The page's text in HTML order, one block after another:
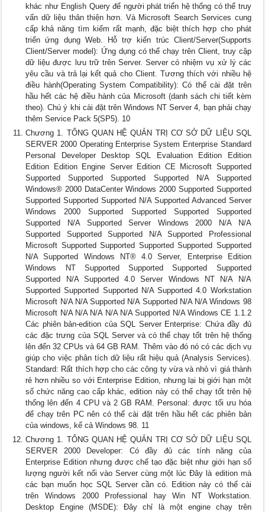
khác như English Query để người phát triển hệ thống có thể truy
vấn dữ liệu thân thiện hơn. Và Microsoft Search Services cung
cấp khả năng tìm kiếm rất mạnh, đặc biệt thích hợp cho phát
triển ứng dụng Web. Hỗ trợ kiến trúc Client/Server(Supports
Client/Server model): Ứng dụng có thể chạy trên Client, truy cập
dữ liệu được lưu trữ trên Server. Server có nhiệm vụ xử lý các
yêu cầu và trả lại kết quả cho Client. Tương thích với nhiều hệ
điều hành(Operating System Compatibility): Có thể cài đặt trên
hầu hết các hệ điều hành của Microsoft (danh sách chi tiết kèm
theo). Chú ý khi cài đặt trên Windows NT Server 4, bạn phải chạy
thêm Service Pack 5(SP5). 10
Chương 1. TỔNG QUAN HỆ QUẢN TRỊ CƠ SỞ DỮ LIỆU SQL
SERVER 2000 Operating Enterprise System Enterprise Standard
Personal Developer Desktop SQL Evaluation Edition Edition
Edition Edition Engine Server Edition CE Microsoft Supported
Supported Supported Supported Supported N/A Supported
Windows® 2000 DataCenter Windows 2000 Supported Supported
Supported Supported Supported N/A Supported Advanced Server
Windows 2000 Supported Supported Supported Supported
Supported N/A Supported Server Windows 2000 N/A N/A
Supported Supported Supported N/A Supported Professional
Microsoft Supported Supported Supported Supported Supported
N/A Supported Windows NT® 4.0 Server, Enterprise Edition
Windows NT Supported Supported Supported Supported
Supported N/A Supported 4.0 Server Windows NT N/A N/A
Supported Supported Supported N/A Supported 4.0 Workstation
Microsoft N/A N/A Supported N/A Supported N/A N/A Windows 98
Microsoft N/A N/A N/A N/A N/A Supported N/A Windows CE 1.1.2
Các phiên bản-edition của SQL Server Enterprise: Chứa đầy đủ
các đặc trưng của SQL Server và có thể chạy tốt trên hệ thống
lên đến 32 CPUs và 64 GB RAM. Thêm vào đó nó có các dịch vụ
giúp cho việc phân tích dữ liệu rất hiệu quả (Analysis Services).
Standard: Rất thích hợp cho các công ty vừa và nhỏ vì giá thành
rẻ hơn nhiều so với Enterprise Edition, nhưng lại bị giới hạn một
số chức năng cao cấp khác, edition này có thể chạy tốt trên hệ
thống lên đến 4 CPU và 2 GB RAM. Personal: được tối ưu hóa
để chạy trên PC nên có thể cài đặt trên hầu hết các phiên bản
của windows, kể cả Windows 98. 11
Chương 1. TỔNG QUAN HỆ QUẢN TRỊ CƠ SỞ DỮ LIỆU SQL
SERVER 2000 Developer: Có đầy đủ các tính năng của
Enterprise Edition nhưng được chế tạo đặc biệt như giới hạn số
lượng người kết nối vào Server cùng một lúc Ðây là edition mà
các bạn muốn học SQL Server cần có. Edition này có thể cài
trên Windows 2000 Professional hay Win NT Workstation.
Desktop Engine (MSDE): Ðây chỉ là một engine chạy trên